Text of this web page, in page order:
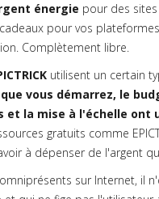
énergie pour des
pour vos
Complètement libre.
utilisent un certain
vous démarrez, le
et la mise à l'échelle ont
gratuits comme
à dépenser de l'argent
sur Internet, il